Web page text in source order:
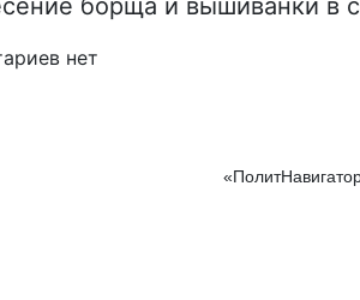
борща и вышиванки в
нет